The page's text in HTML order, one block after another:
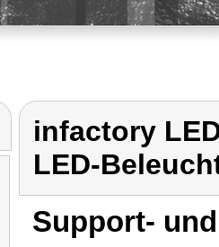
infactory
LED-
Support-